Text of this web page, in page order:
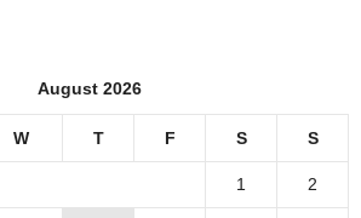
August 2026
W T F S S
1 2